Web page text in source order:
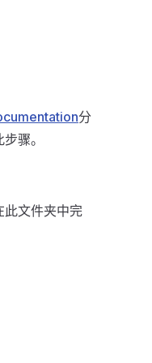
分
骤。
文件夹中完